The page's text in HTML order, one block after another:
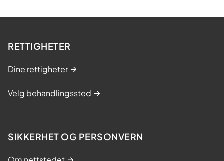
RETTIGHETER
Dine rettigheter
Velg behandlingssted
SIKKERHET OG PERSONVERN